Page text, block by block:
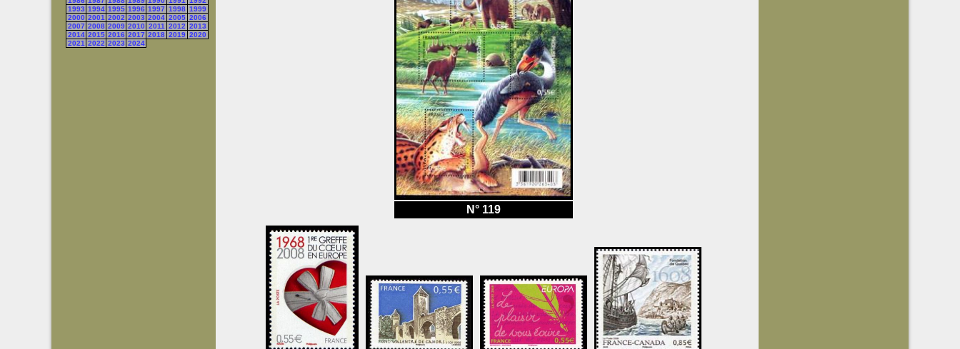
1993 1994 1995 1996 1997 1998 1999
2000 2001 2002 2003 2004 2005 2006
2007 2008 2009 2010 2011 2012 2013
2014 2015 2016 2017 2018 2019 2020
2021 2022 2023 2024
N° 119